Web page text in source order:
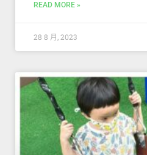
READ MORE »
28 8 月, 2023